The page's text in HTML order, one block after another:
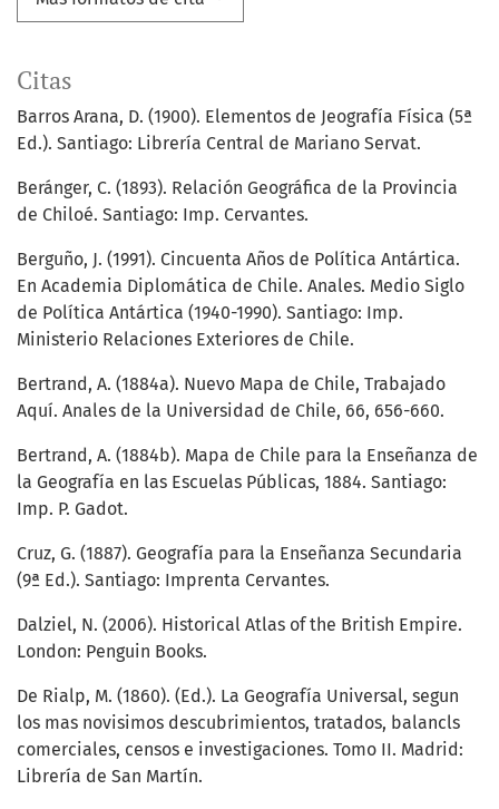
Citas
Barros Arana, D. (1900). Elementos de Jeografía Física (5ª
Ed.). Santiago: Librería Central de Mariano Servat.
Beránger, C. (1893). Relación Geográfica de la Provincia
de Chiloé. Santiago: Imp. Cervantes.
Berguño, J. (1991). Cincuenta Años de Política Antártica.
En Academia Diplomática de Chile. Anales. Medio Siglo
de Política Antártica (1940-1990). Santiago: Imp.
Ministerio Relaciones Exteriores de Chile.
Bertrand, A. (1884a). Nuevo Mapa de Chile, Trabajado
Aquí. Anales de la Universidad de Chile, 66, 656-660.
Bertrand, A. (1884b). Mapa de Chile para la Enseñanza de
la Geografía en las Escuelas Públicas, 1884. Santiago:
Imp. P. Gadot.
Cruz, G. (1887). Geografía para la Enseñanza Secundaria
(9ª Ed.). Santiago: Imprenta Cervantes.
Dalziel, N. (2006). Historical Atlas of the British Empire.
London: Penguin Books.
De Rialp, M. (1860). (Ed.). La Geografía Universal, segun
los mas novisimos descubrimientos, tratados, balancls
comerciales, censos e investigaciones. Tomo II. Madrid:
Librería de San Martín.